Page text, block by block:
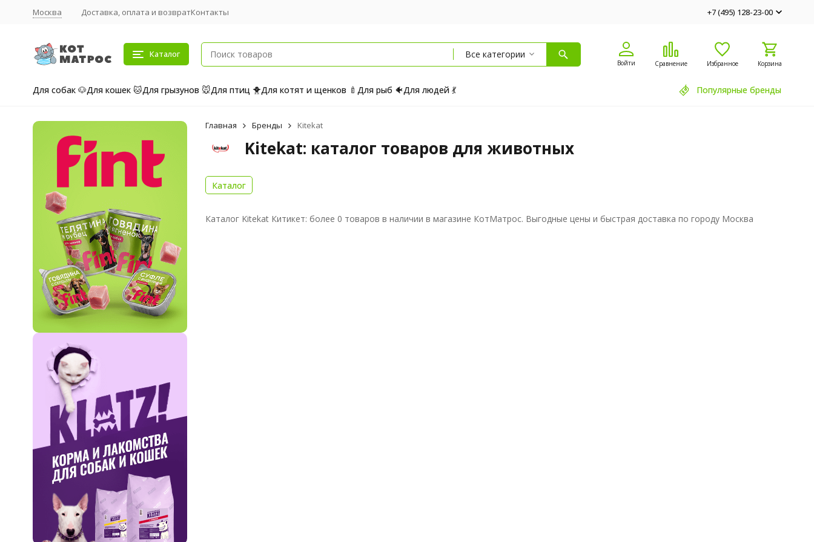
Москва Доставка, оплата и возвратКонтакты +7 (495) 128-23-00
Каталог Все категории
Войти Сравнение Избранное Корзина
Для собак 🐶Для кошек 🐱Для грызунов 🐭Для птиц 🐥Для котят и щенков 🍼 Для рыб 🐠Для людей 💃 Популярные бренды
Главная Бренды Kitekat
Kitekat: каталог товаров для животных
Каталог
Каталог Kitekat Китикет: более 0 товаров в наличии в магазине КотМатрос. Выгодные цены и быстрая доставка по городу Москва